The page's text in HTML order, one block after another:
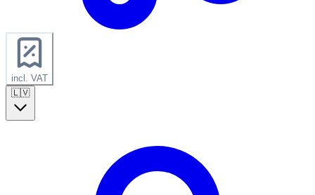
incl. VAT
🇱🇻